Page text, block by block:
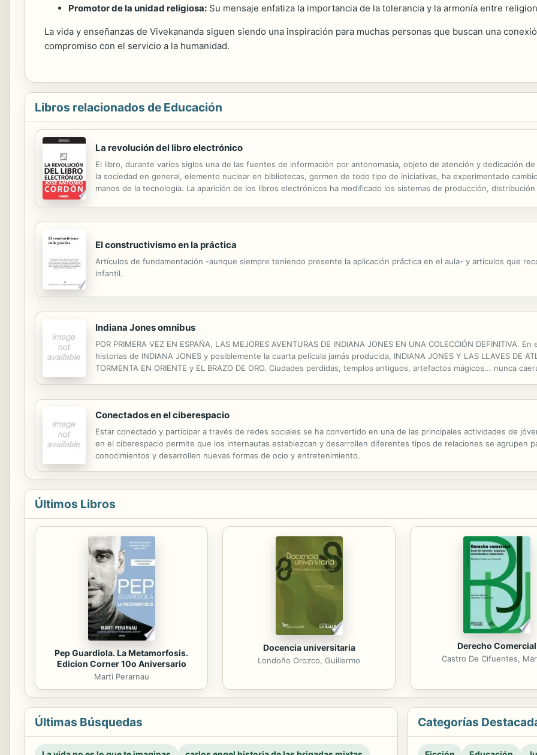
Promotor de la unidad religiosa: Su mensaje enfatiza la importancia de la tolerancia y la armonía entre
La vida y enseñanzas de Vivekananda siguen siendo una inspiración para muchas personas que buscan una
compromiso con el servicio a la humanidad.
Libros relacionados de Educación
La revolución del libro electrónico
El libro, durante varios siglos una de las fuentes de información por antonomasia, objeto de atención y dedicación
la sociedad en general, elemento nuclear en bibliotecas, germen de todo tipo de iniciativas, ha experimentado
manos de la tecnología. La aparición de los libros electrónicos ha modificado los sistemas de producción,
El constructivismo en la práctica
Artículos de fundamentación -aunque siempre teniendo presente la aplicación práctica en el aula- y artículos que
infantil.
Indiana Jones omnibus
POR PRIMERA VEZ EN ESPAÑA, LAS MEJORES AVENTURAS DE INDIANA JONES EN UNA COLECCIÓN DEFINITIVA.
historias de INDIANA JONES y posiblemente la cuarta película jamás producida, INDIANA JONES Y LAS LLAVES DE
TORMENTA EN ORIENTE y EL BRAZO DE ORO. Ciudades perdidas, templos antiguos, artefactos mágicos... nunca
Conectados en el ciberespacio
Estar conectado y participar a través de redes sociales se ha convertido en una de las principales actividades de
en el ciberespacio permite que los internautas establezcan y desarrollen diferentes tipos de relaciones se agrupen
conocimientos y desarrollen nuevas formas de ocio y entretenimiento.
Últimos Libros
Pep Guardiola. La Metamorfosis.
Edicion Corner 10o Aniversario
Marti Perarnau
Docencia universitaria
Londoño Orozco, Guillermo
Derecho Comercial
Castro De Cifuentes,
Últimas Búsquedas Categorías